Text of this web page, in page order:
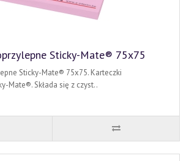
Sticky-Mate® 75x75
Sticky-Mate® 75x75. Karteczki
Mate®. Składa się z czyst..